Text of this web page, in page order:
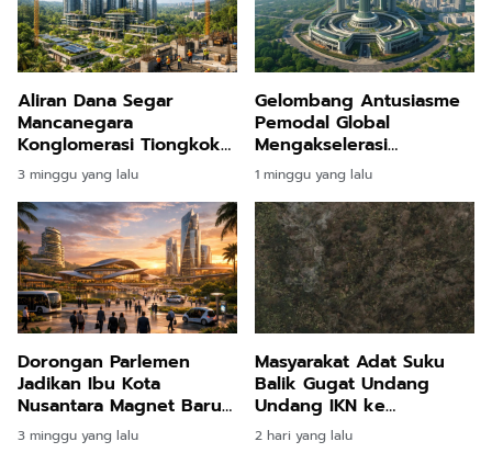
Aliran Dana Segar
Mancanegara
Konglomerasi Tiongkok
Bangun Hunian Megah
Triliunan Rupiah di
Nusantara
3 minggu yang lalu
Gelombang Antusiasme
Pemodal Global
Mengakselerasi
Pembangunan Kota Masa
Depan di Jantung
Kalimantan
1 minggu yang lalu
Dorongan Parlemen
Jadikan Ibu Kota
Nusantara Magnet Baru
Industri Pariwisata Bisnis
Tanah Air
3 minggu yang lalu
Masyarakat Adat Suku
Balik Gugat Undang
Undang IKN ke
Mahkamah Konstitusi
Demi Pertahankan Ruang
2 hari yang lalu